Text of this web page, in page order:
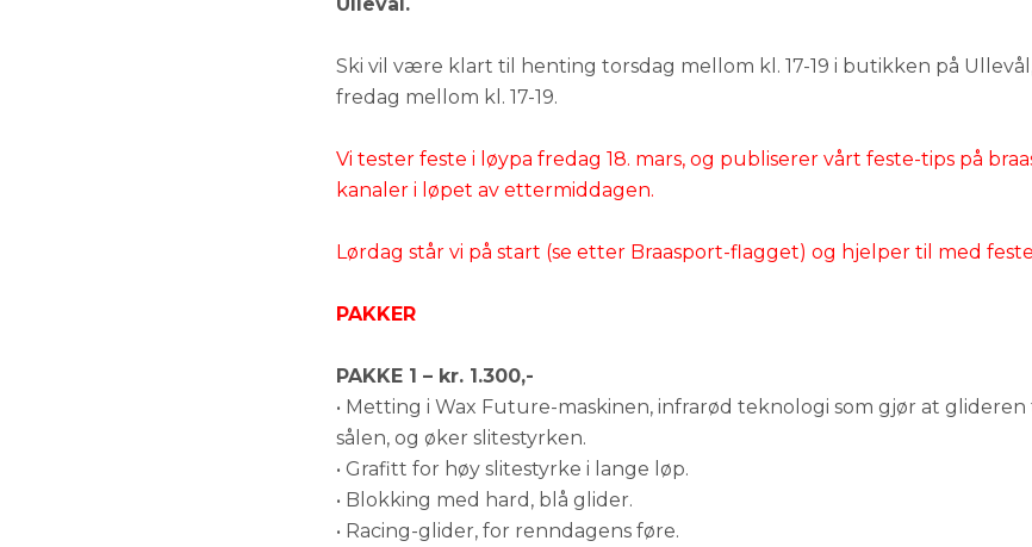
Ski vil være klart til henting torsdag mellom kl. 17-19 i butikken på
fredag mellom kl. 17-19.
Vi tester feste i løypa fredag 18. mars, og publiserer vårt feste-tips på
kanaler i løpet av ettermiddagen.
Lørdag står vi på start (se etter Braasport-flagget) og hjelper til med
PAKKER
PAKKE 1 – kr. 1.300,-
• Metting i Wax Future-maskinen, infrarød teknologi som gjør at
sålen, og øker slitestyrken.
• Grafitt for høy slitestyrke i lange løp.
• Blokking med hard, blå glider.
• Racing-glider, for renndagens føre.